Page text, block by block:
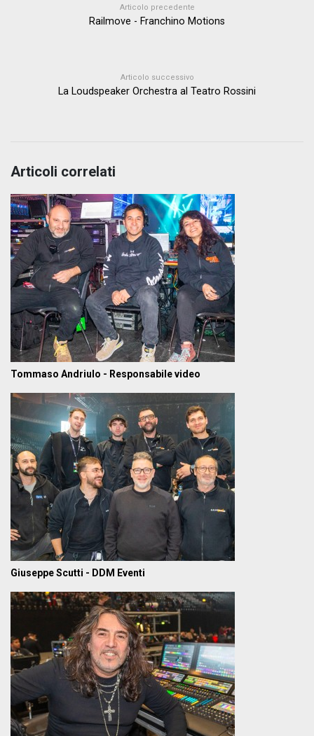
Articolo precedente
Railmove - Franchino Motions
Articolo successivo
La Loudspeaker Orchestra al Teatro Rossini
Articoli correlati
Tommaso Andriulo - Responsabile video
Giuseppe Scutti - DDM Eventi